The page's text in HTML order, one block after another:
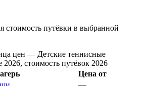
путёвки в выбранной
цен — Детские теннисные
2026, стоимость путёвок 2026
Цена от